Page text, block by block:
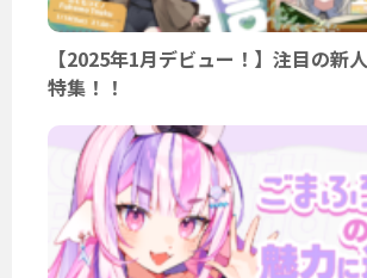
【2025年1月デビュー！】注目の新
特集！！